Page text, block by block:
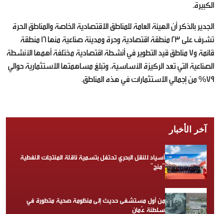
الكبيرة.
الجدير بالذكر أن الهيئة العامة للمناطق الاقتصادية الخاصة والمناطق الحرة
تشرف على 23 منطقة اقتصادية وحرة ومدينة صناعية منها 16 منطقة
قائمة و7 مناطق قيد التطوير في أنشطة اقتصادية مختلفة أهمها الأنشطة
الصناعية التي تعد الركيزة الأساسية، وتبلغ مساهمتها الاستثمارية حوالي
79% من إجمالي الاستثمارات في هذه المناطق.
آخر الأخبار
أسياد للنقل البحري تحتفل بتسمية ناقلة المنتجات النفطية
“منح”
من أول مستشفى حديث إلى منظومة صحية متطورة في
سلطنة عُمان